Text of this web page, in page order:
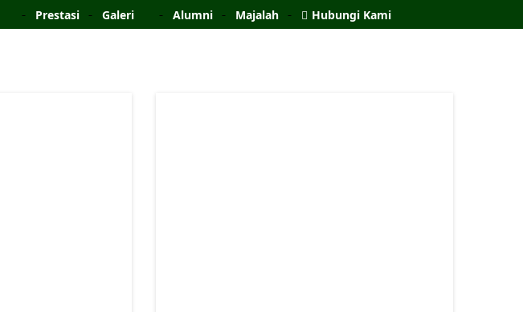
Prestasi Galeri Alumni Majalah Hubungi Kami